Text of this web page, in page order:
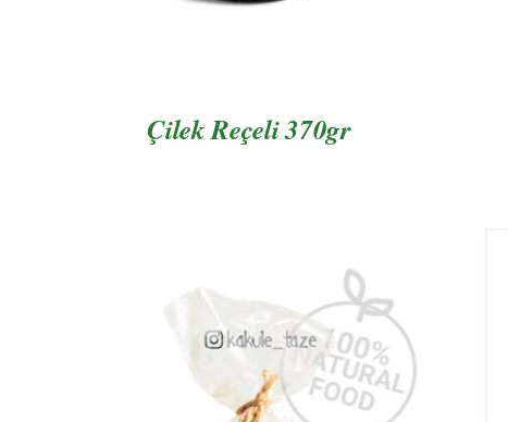
Çilek Reçeli 370gr